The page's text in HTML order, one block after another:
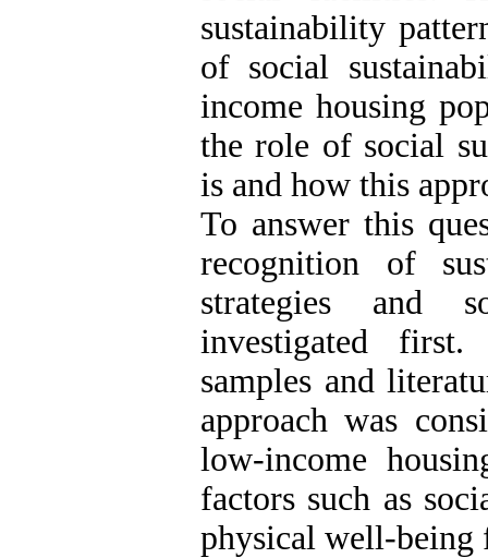
sustainability
of social
income housing
the role of social
is and how this
To answer this
recognition of
strategies and
investigated
samples and
approach was
low-income
factors such as
physical well-